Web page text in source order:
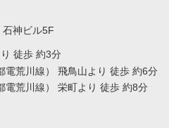
神ビル5F
徒歩 約3分
電荒川線） 飛鳥山より 徒歩 約6分
電荒川線） 栄町より 徒歩 約8分